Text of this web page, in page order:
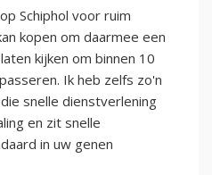
Schiphol voor ruim
kopen om daarmee een
kijken om binnen 10
Ik heb zelfs zo'n
snelle dienstverlening
en zit snelle
in uw genen